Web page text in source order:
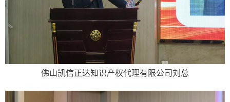
佛山凯信正达知识产权代理有限公司刘总